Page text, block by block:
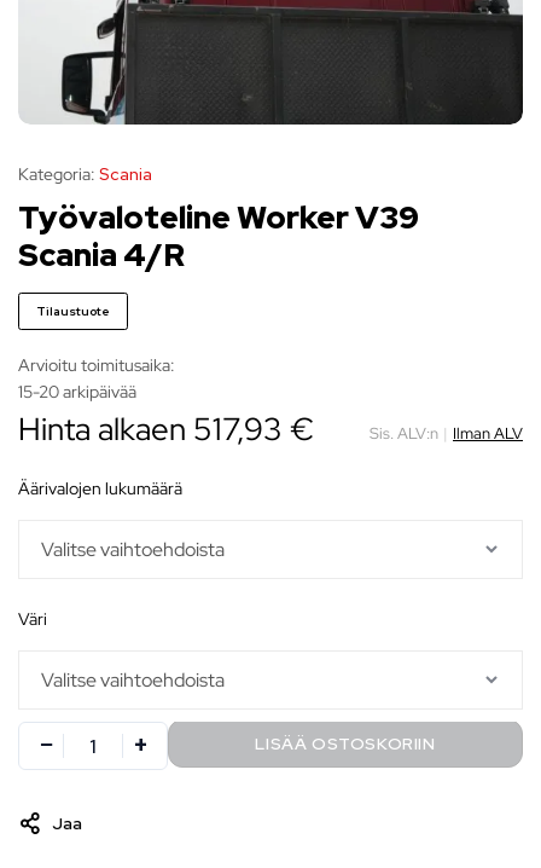
Kategoria: Scania
Työvaloteline Worker V39
Scania 4/R
Tilaustuote
Arvioitu toimitusaika:
15-20 arkipäivää
Hinta alkaen 517,93 € Sis. ALV:n | Ilman ALV
äärivalojen lukumäärä
väri
LISÄÄ OSTOSKORIIN
Jaa